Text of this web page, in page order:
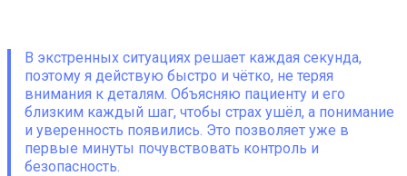
В экстренных ситуациях решает каждая секунда,
поэтому я действую быстро и чётко, не теряя
внимания к деталям. Объясняю пациенту и его
близким каждый шаг, чтобы страх ушёл, а понимание
и уверенность появились. Это позволяет уже в
первые минуты почувствовать контроль и
безопасность.